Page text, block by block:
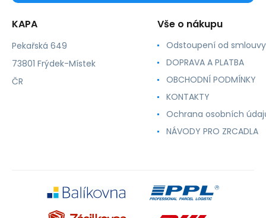
KAPA
Pekařská 649
73801 Frýdek-Místek
ČR
Vše o nákupu
Odstoupení od smlouvy
DOPRAVA A PLATBA
OBCHODNÍ PODMÍNKY
KONTAKTY
Ochrana osobních
NÁVODY PRO ZRCADLA